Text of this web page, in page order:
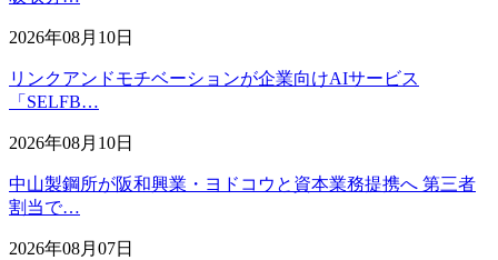
2026年08月10日
リンクアンドモチベーションが企業向けAIサービス
「SELFB…
2026年08月10日
中山製鋼所が阪和興業・ヨドコウと資本業務提携へ 第三者
割当で…
2026年08月07日